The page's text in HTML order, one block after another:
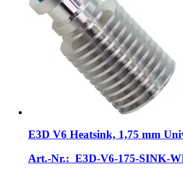
E3D V6 Heatsink, 1,75 mm
Art.-Nr.: E3D-V6-175-SINK-